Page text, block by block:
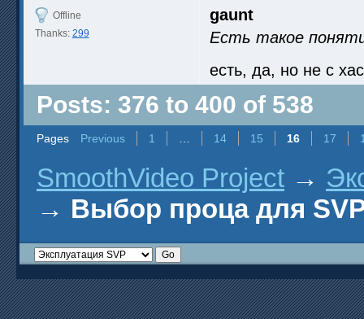
Offline
Thanks: 299
gaunt
Есть такое
есть, да, но не с
Posts: 376 to 400 of 538
Pages Previous 1 14 15 16 17
SmoothVideo Project →
→ Выбор проца для